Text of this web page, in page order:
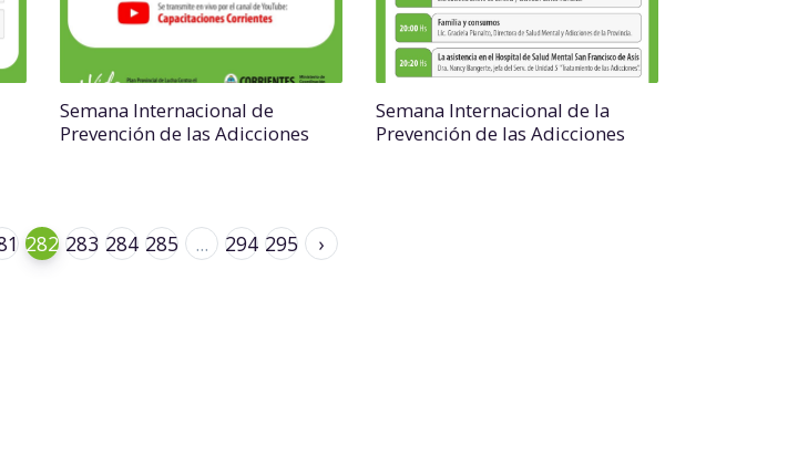
Semana Internacional de
Prevención de las Adicciones
Semana Internacional de la
Prevención de las Adicciones
282 283 284 285 ... 294 295 ›